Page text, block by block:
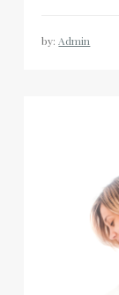
by: Admin